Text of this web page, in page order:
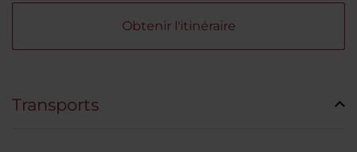
Obtenir l'itinéraire
Transports